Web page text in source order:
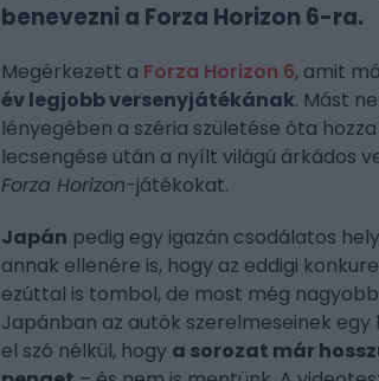
benevezni a Forza Horizon 6-ra.
Megérkezett a Forza Horizon 6, amit
év legjobb versenyjátékának. Mást
lényegében a széria születése óta
lecsengése után a nyílt világú árkádos
Forza Horizon-játékokat.
Japán pedig egy igazán csodálatos
annak ellenére is, hogy az eddigi
ezúttal is tombol, de most még
Japánban az autók szerelmeseinek
el szó nélkül, hogy a sorozat már